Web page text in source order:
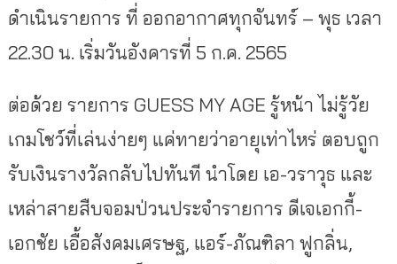
ดำเนินรายการ ที่ ออกอากาศทุกจันทร์ – พุธ เวลา
22.30 น. เริ่มวันอังคารที่ 5 ก.ค. 2565
ต่อด้วย รายการ GUESS MY AGE รู้หน้า ไม่รู้วัย
เกมโชว์ที่เล่นง่ายๆ แค่ทายว่าอายุเท่าไหร่ ตอบถูก
รับเงินรางวัลกลับไปทันที นำโดย เอ-วราวุธ และ
เหล่าสายสืบจอมป่วนประจำรายการ ดีเจเอกกี้-
เอกชัย เอื้อสังคมเศรษฐ, แอร์-ภัณฑิลา ฟูกลิ่น,